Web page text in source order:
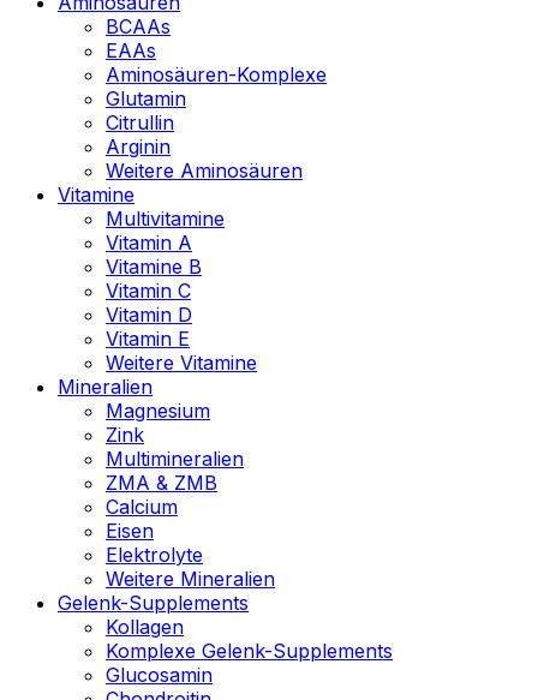
BCAAs
EAAs
Aminosäuren-Komplexe
Glutamin
Citrullin
Arginin
Weitere Aminosäuren
Vitamine
Multivitamine
Vitamin A
Vitamine B
Vitamin C
Vitamin D
Vitamin E
Weitere Vitamine
Mineralien
Magnesium
Zink
Multimineralien
ZMA & ZMB
Calcium
Eisen
Elektrolyte
Weitere Mineralien
Gelenk-Supplements
Kollagen
Komplexe Gelenk-Supplements
Glucosamin